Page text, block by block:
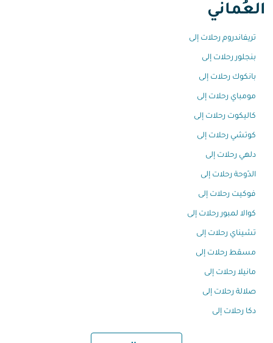
العُماني
تريفاندروم رحلات إلى
بنجلور رحلات إلى
بانكوك رحلات إلى
مومباي رحلات إلى
كاليكوت رحلات إلى
كوتشي رحلات إلى
دلهي رحلات إلى
الدّوحة رحلات إلى
فوكيت رحلات إلى
كوالا لمبور رحلات إلى
تشيناي رحلات إلى
مسقط رحلات إلى
مانيلا رحلات إلى
صلالة رحلات إلى
دكا رحلات إلى